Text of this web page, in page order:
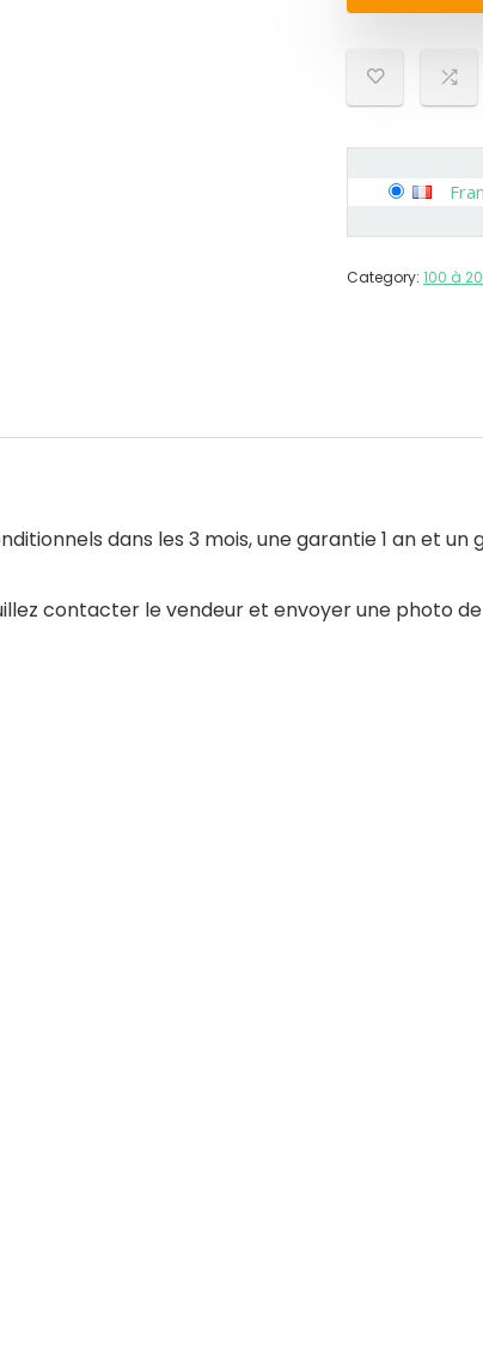
Category: 100 à
dans les 3 mois, une garantie 1 an et un
contacter le vendeur et envoyer une photo